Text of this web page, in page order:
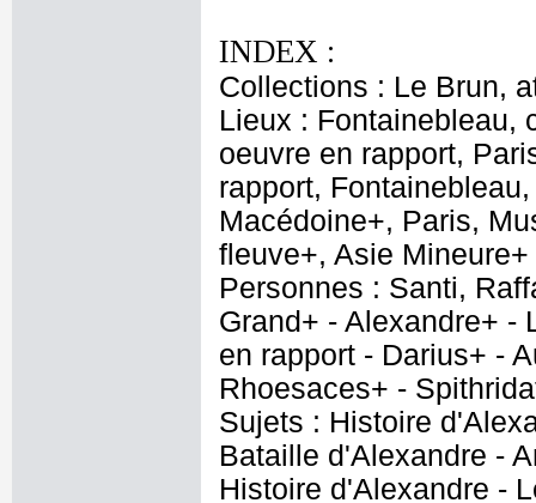
INDEX :
Collections : Le Brun,
Lieux : Fontainebleau,
oeuvre en rapport,
rapport,
Macédoine+, Paris,
fleuve+, Asie Mineure+
Personnes : Santi,
Grand+ - Alexandre+ -
en rapport - Darius+ -
Rhoesaces+ -
Sujets : Histoire
Bataille d'Alexandre -
Histoire d'Alexandre -